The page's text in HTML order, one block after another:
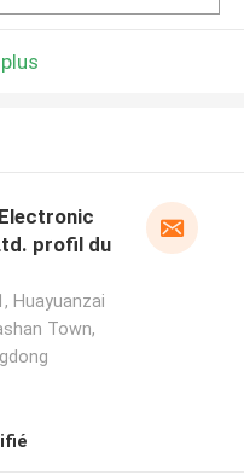
profil du
Huayuanzai
Town,